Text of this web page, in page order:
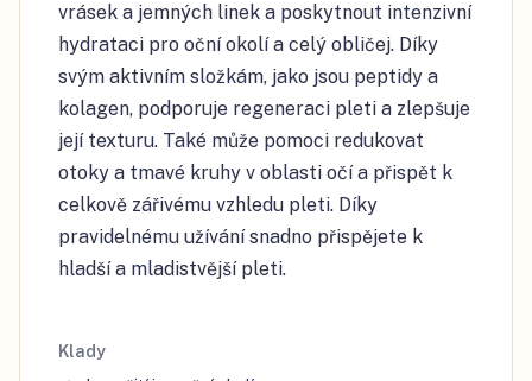
vrásek a jemných linek a poskytnout intenzivní
hydrataci pro oční okolí a celý obličej. Díky
svým aktivním složkám, jako jsou peptidy a
kolagen, podporuje regeneraci pleti a zlepšuje
její texturu. Také může pomoci redukovat
otoky a tmavé kruhy v oblasti očí a přispět k
celkově zářivému vzhledu pleti. Díky
pravidelnému užívání snadno přispějete k
hladší a mladistvější pleti.
Klady